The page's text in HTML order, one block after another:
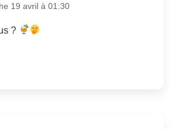
19 avril à 01:30
?